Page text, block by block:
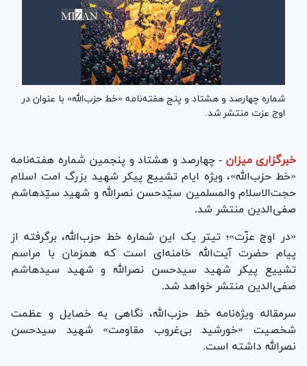
شماره چهارصد و هشتاد و پنج هفته‌نامه «خط حزب‌الله» با عنوان در
اوج عزت منتشر شد.
خبرگزاری میزان - چهارصد و هشتاد و پنجمین شماره هفته‌نامه
«خط حزب‌الله»، ویژه ایام تشییع پیکر شهید بزرگ امت اسلام
حجت‌الاسلام والمسلمین سیّدحسن نصرالله و شهید سیّدهاشم
صفی‌الدین منتشر شد.
«در اوج عزّت»؛ تیتر یک این شماره خط حزب‌الله، برگرفته از
پیام حضرت آیت‌الله خامنه‌ای است که همزمان با مراسم
تشییع پیکر شهید سیدحسن نصرالله و شهید سیدهاشم
صفی‌الدین منتشر خواهد شد.
سرمقاله ویژه‌نامه خط حزب‌الله، نگاهی به خصایل و عظمت
شخصیت «خورشید بی‌غروب مقاومت» شهید سیدحسن
نصرالله داشته است.